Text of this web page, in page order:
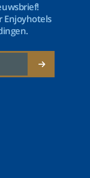
Enjoyhotels